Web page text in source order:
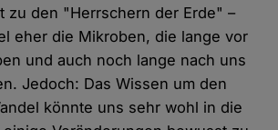
zu den "Herrschern der Erde" –
eher die Mikroben, die lange vor
und auch noch lange nach uns
Jedoch: Das Wissen um den
könnte uns sehr wohl in die